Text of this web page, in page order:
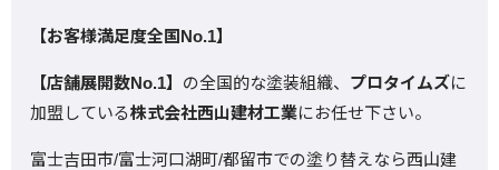
【お客様満足度全国No.1】
【店舗展開数No.1】 の全国的な塗装組織、 プロタイムズに
加盟している株式会社西山建材工業にお任せ下さい。
富士吉田市/富士河口湖町/都留市での塗り替えなら西山建